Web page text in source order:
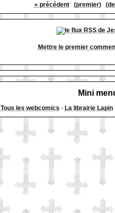
« précédent (premier)
Mettre le premier
Mini
Tous les webcomics - La librairie Lapin